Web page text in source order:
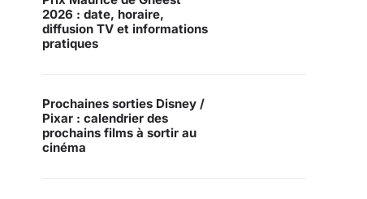
2026 : date, horaire,
diffusion TV et informations
pratiques
Prochaines sorties Disney /
Pixar : calendrier des
prochains films à sortir au
cinéma